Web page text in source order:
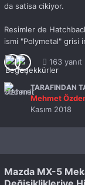
da satisa cikiyor.
Resimler de
ismi "Polymetal" grisi
163 yanıt
TARAFINDAN
Mehmet
Kasım 2018
Mazda MX-5